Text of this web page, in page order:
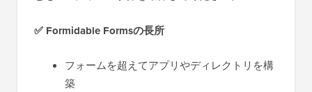
✅ Formidable Formsの長所
フォームを超えてアプリやディレクトリを構
築